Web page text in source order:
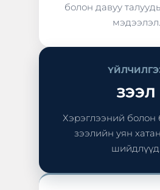
болон давуу
мэдээлэл.
ЗЭЭЛ
Хэрэглээний болон
зээлийн уян
шийдлүүд.